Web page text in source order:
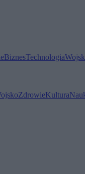
BiznesTechnologia
ZdrowieKultura